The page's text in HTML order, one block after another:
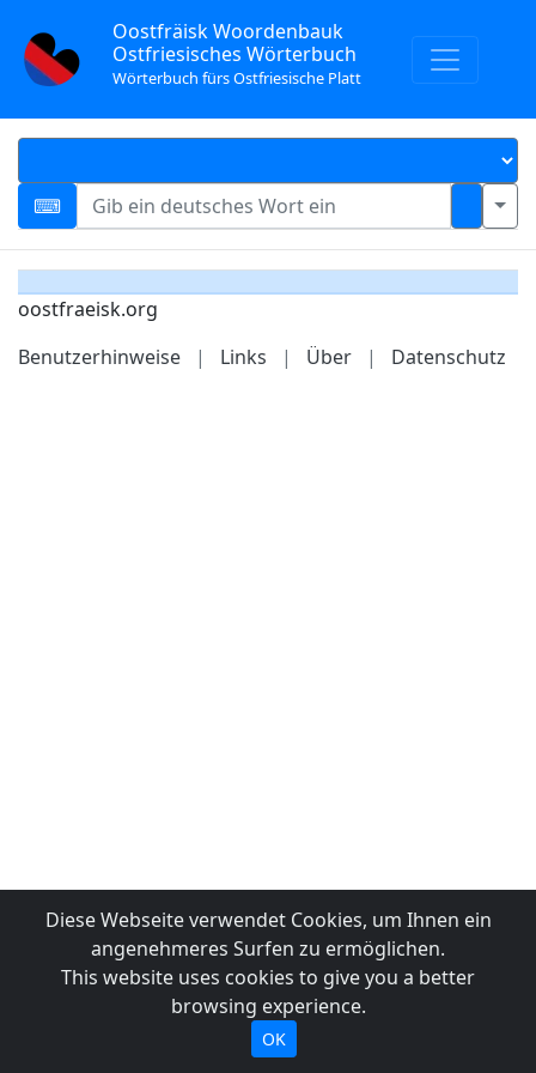
Oostfräisk Woordenbauk
Ostfriesisches Wörterbuch
Wörterbuch fürs Ostfriesische Platt
oostfraeisk.org
Benutzerhinweise
| Links | Über | Datenschutz
Diese Webseite verwendet Cookies, um Ihnen ein
angenehmeres Surfen zu ermöglichen.
This website uses cookies to give you a better
browsing experience.
OK